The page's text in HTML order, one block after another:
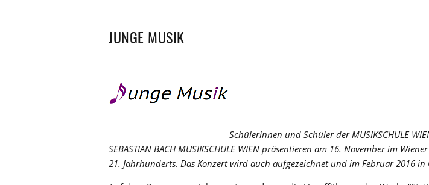
JUNGE MUSIK
Schülerinnen und Schüler der MUSIKSCHULE
SEBASTIAN BACH MUSIKSCHULE WIEN präsentieren am 16. November im
21. Jahrhunderts. Das Konzert wird auch aufgezeichnet und im Februar 2016 in